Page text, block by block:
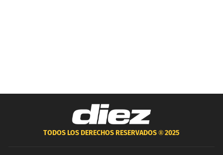
TODOS LOS DERECHOS RESERVADOS ®2025